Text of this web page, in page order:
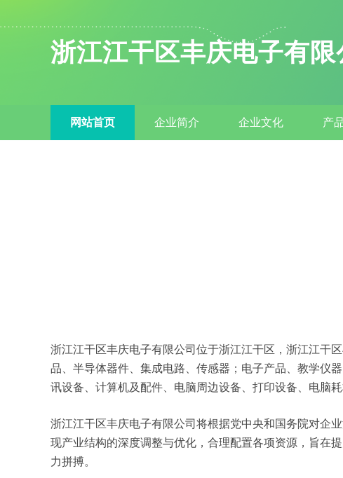
浙江江干区丰庆电子有限
网站首页 企业简介 企业文化 产
浙江江干区丰庆电子有限公司位于浙江江干区，浙江江干
品、半导体器件、集成电路、传感器；电子产品、教学仪
讯设备、计算机及配件、电脑周边设备、打印设备、电脑
浙江江干区丰庆电子有限公司将根据党中央和国务院对企
现产业结构的深度调整与优化，合理配置各项资源，旨在
力拼搏。